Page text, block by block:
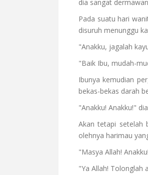
dia sangat
Pada suatu hari
disuruh menunggu
"Anakku, jagalah
"Baik Ibu, mudah-
Ibunya kemudian
bekas-bekas darah
"Anakku! Anakku!"
Akan tetapi setelah
olehnya harimau
"Masya Allah!
"Ya Allah! Tolonglah